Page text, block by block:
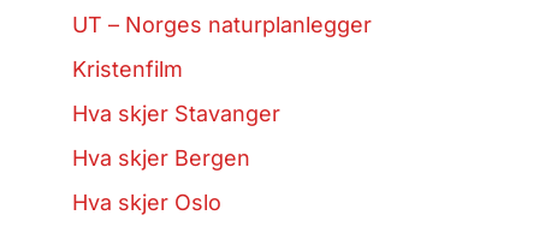
UT – Norges naturplanlegger
Kristenfilm
Hva skjer Stavanger
Hva skjer Bergen
Hva skjer Oslo